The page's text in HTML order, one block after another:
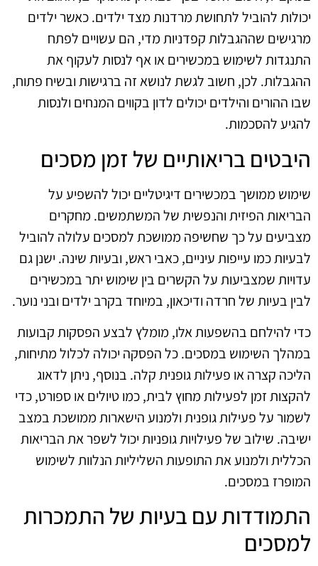
יכולות להוביל לתחושת מרדנות מצד ילדים. כאשר ילדים
מרגישים שההגבלות קפדניות מדי, הם עשויים לפתח
התנגדות לשימוש במכשירים או אף לנסות לעקוף את
ההגבלות. לכן, חשוב לגשת לנושא זה ברגישות ובשיח פתוח,
שבו ההורים והילדים יכולים לדון בקווים המנחים ולנסות
להגיע להסכמות.
היבטים בריאותיים של זמן מסכים
שימוש ממושך במכשירים דיגיטליים יכול להשפיע על
הבריאות הפיזית והנפשית של המשתמשים. מחקרים
מצביעים על כך שחשיפה ממושכת למסכים עלולה להוביל
לבעיות כמו עייפות עיניים, כאבי ראש, ובעיות שינה. ישנן גם
עדויות שמצביעות על הקשרים בין שימוש יתר במכשירים
לבין בעיות של חרדה ודיכאון, במיוחד בקרב ילדים ובני נוער.
כדי להילחם בהשפעות אלו, מומלץ לבצע הפסקות קבועות
במהלך השימוש במסכים. כל הפסקה יכולה לכלול מתיחות,
הליכה קצרה או פעילות גופנית קלה. בנוסף, ניתן לדאוג
להקצות זמן לפעילות מחוץ לבית, כמו טיולים או ספורט, כדי
לשמור על פעילות גופנית ולמנוע הישארות ממושכת במצב
ישיבה. שילוב של פעילויות גופניות יכול לשפר את הבריאות
הכללית ולמנוע את התופעות השליליות הנלוות לשימוש
המופרז במסכים.
התמודדות עם בעיות של התמכרות
למסכים